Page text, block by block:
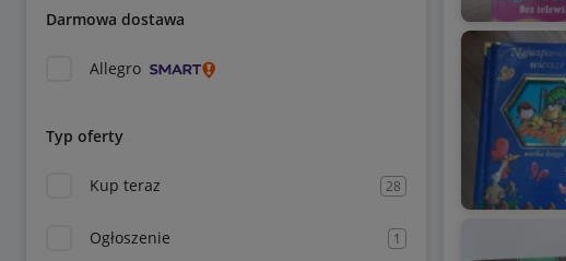
Darmowa dostawa
Allegro
Typ oferty
Kup teraz 28
Ogłoszenie 1